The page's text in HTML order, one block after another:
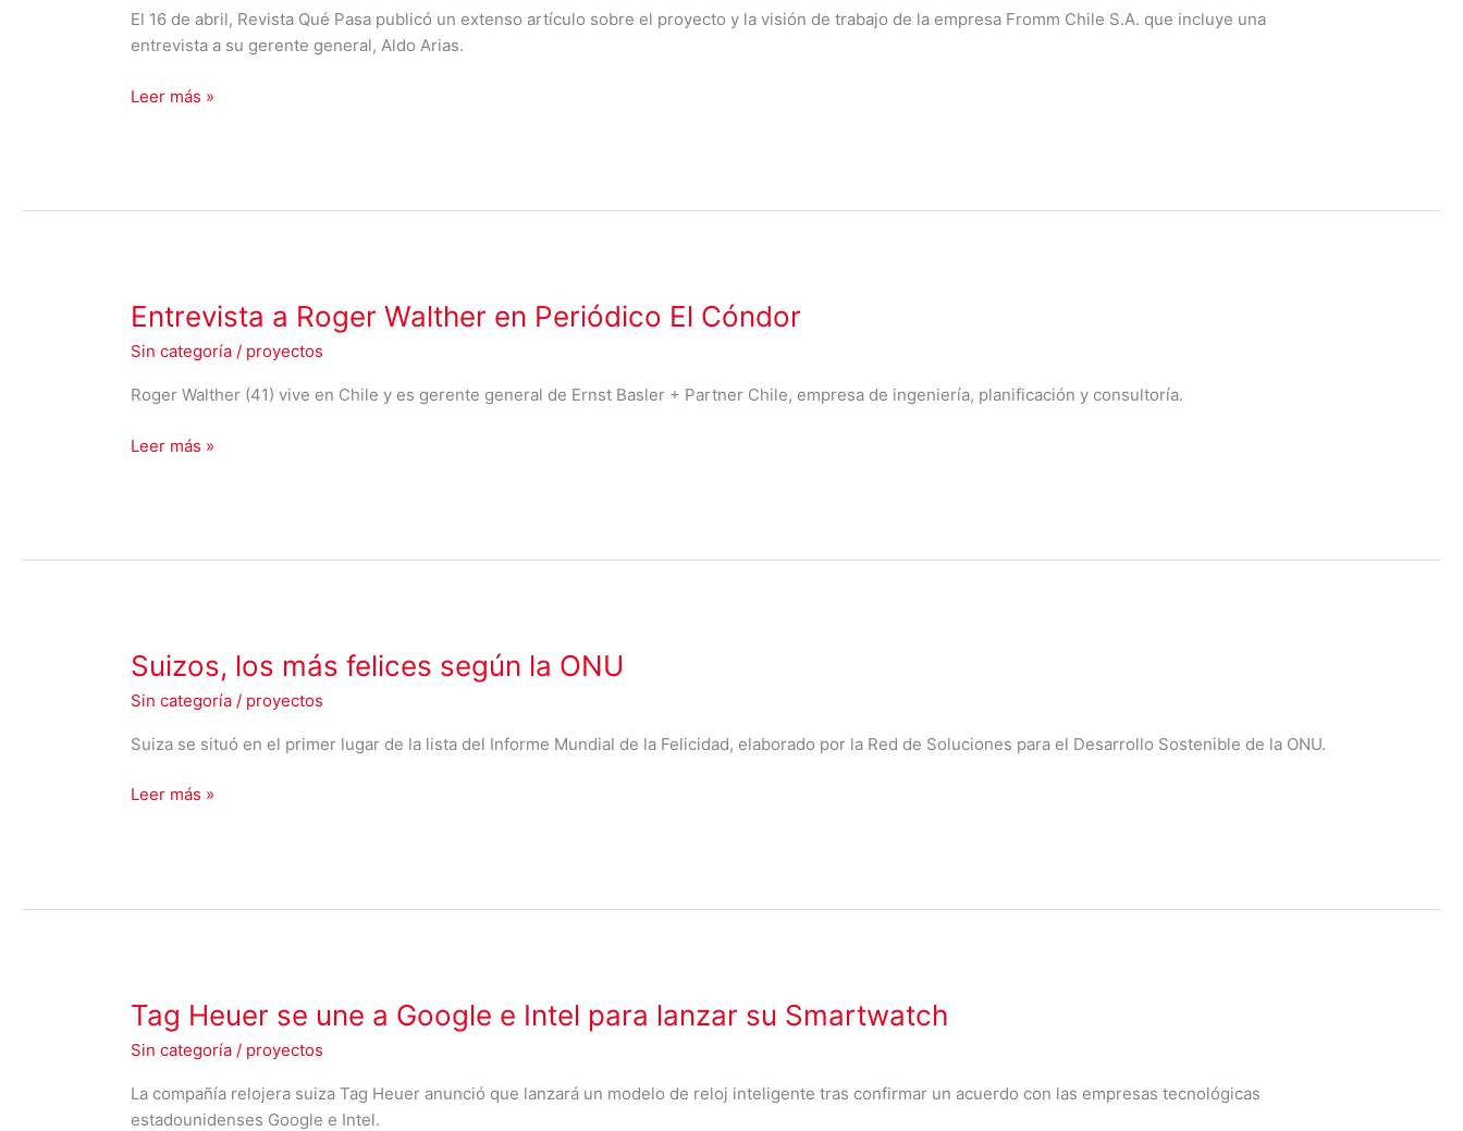
El 16 de abril, Revista Qué Pasa publicó un extenso artículo sobre el proyecto y la visión de trabajo de la empresa Fromm Chile S.A. que incluye una
entrevista a su gerente general, Aldo Arias.
en
Qué
El
Leer más »
Entrevista a Roger Walther en Periódico El Cóndor
Sin categoría / proyectos
Roger Walther (41) vive en Chile y es gerente general de Ernst Basler + Partner Chile, empresa de ingeniería, planificación y consultoría.
Entrevista
Roger
Walther
Periódico
Leer más »
Suizos, los más felices según la ONU
Sin categoría / proyectos
Suiza se situó en el primer lugar de la lista del Informe Mundial de la Felicidad, elaborado por la Red de Soluciones para el Desarrollo Sostenible de la ONU.
Suizos,
más
felices
la
Leer más »
Tag Heuer se une a Google e Intel para lanzar su Smartwatch
Sin categoría / proyectos
La compañía relojera suiza Tag Heuer anunció que lanzará un modelo de reloj inteligente tras confirmar un acuerdo con las empresas tecnológicas
estadounidenses Google e Intel.
Tag
Heuer
se
une
a